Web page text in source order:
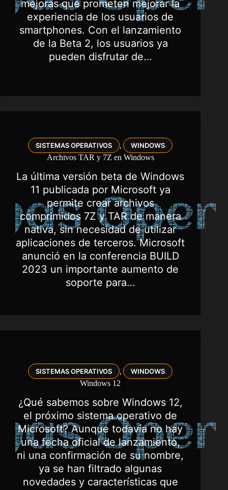
mejoras que prometen mejorar la
experiencia de los usuarios de
smartphones. Con el lanzamiento
de la Beta 2, los usuarios ya
pueden disfrutar de…
SISTEMAS OPERATIVOS , WINDOWS
Archivos TAR y 7Z en Windows
La última versión beta de Windows
11 publicada por Microsoft ya
permite crear archivos
comprimidos 7Z y TAR de manera
nativa, sin necesidad de utilizar
aplicaciones de terceros. Microsoft
anunció en la conferencia BUILD
2023 un importante aumento de
soporte para…
SISTEMAS OPERATIVOS , WINDOWS
Windows 12
¿Qué sabemos sobre Windows 12,
el próximo sistema operativo de
Microsoft? Aunque todavía no hay
una fecha oficial de lanzamiento,
ni una confirmación de su nombre,
ya se han filtrado algunas
novedades y características que